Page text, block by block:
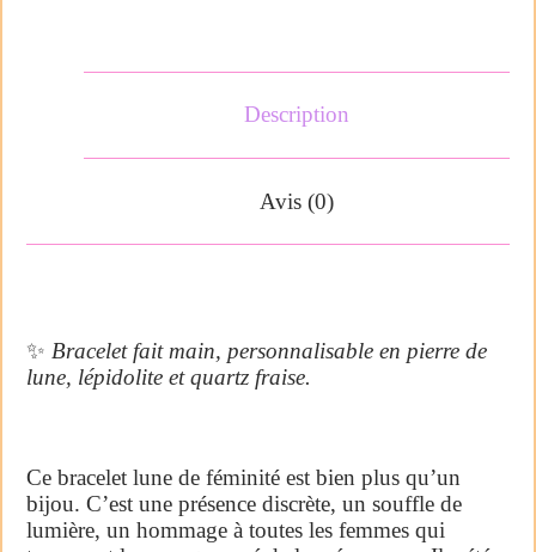
Description
Avis (0)
✨ Bracelet fait main, personnalisable en pierre de
lune, lépidolite et quartz fraise.
Ce bracelet lune de féminité est bien plus qu’un
bijou. C’est une présence discrète, un souffle de
lumière, un hommage à toutes les femmes qui